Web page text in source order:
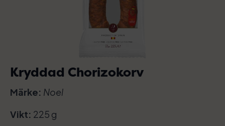
Kryddad Chorizokorv
Märke: Noel
Vikt: 225 g